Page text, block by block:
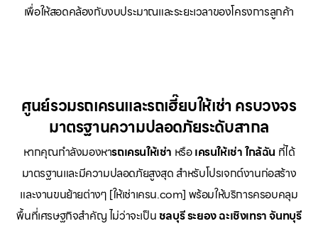
เพื่อให้สอดคล้องกับงบประมาณและระยะเวลาของโครงการลูกค้า
ศูนย์รวมรถเครนและรถเฮี๊ยบให้เช่า ครบวงจร
มาตรฐานความปลอดภัยระดับสากล
หากคุณกำลังมองหารถเครนให้เช่า หรือเครนให้เช่าใกล้ฉัน ที่ได้
มาตรฐานและมีความปลอดภัยสูงสุด สำหรับโปรเจกต์งานก่อสร้าง
และงานขนย้ายต่างๆ [ให้เช่าเครน.com] พร้อมให้บริการครอบคลุม
พื้นที่เศรษฐกิจสำคัญ ไม่ว่าจะเป็นชลบุรี ระยอง ฉะเชิงเทรา จันทบุรี